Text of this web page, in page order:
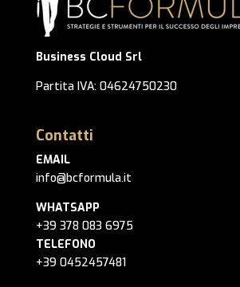
Business Cloud Srl
Partita IVA: 04624750230
Contatti
EMAIL
info@bcformula.it
WHATSAPP
+39 378 083 6975
TELEFONO
+39 0452457481